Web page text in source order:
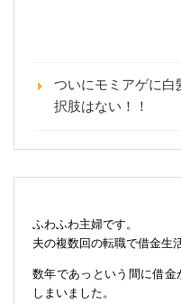
ついにモミアゲに白
択肢はない！！
ふわふわ主婦です。
夫の複数回の転職で借金生
数年であっという間に借金
しまいました。